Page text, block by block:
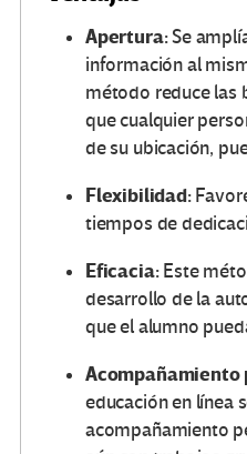
Apertura:Se
información al
método reduce las
que cualquier
de su ubicación,
Flexibilidad:
tiempos de
Eficacia:Este
desarrollo de la
que el alumno
Acompañamiento
educación en línea
acompañamiento